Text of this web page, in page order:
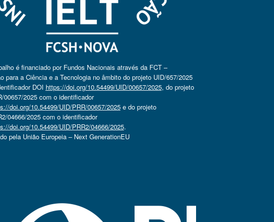
é financiado por Fundos Nacionais através da FCT –
para a Ciência e a Tecnologia no âmbito do projeto UID/657/2025
DOI https://doi.org/10.54499/UID/00657/2025, do projeto
00657/2025 com o identificador
doi.org/10.54499/UID/PRR/00657/2025e do projeto
04666/2025 com o identificador
doi.org/10.54499/UID/PRR2/04666/2025.
pela União Europeia – Next GenerationEU